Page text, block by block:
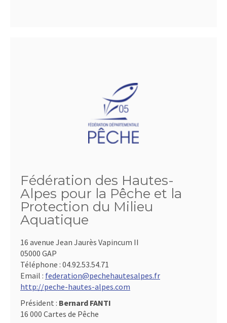
Fédération des Hautes-
Alpes pour la Pêche et la
Protection du Milieu
Aquatique
16 avenue Jean Jaurès Vapincum II
05000 GAP
Téléphone : 04.92.53.54.71
Email : federation@pechehautesalpes.fr
http://peche-hautes-alpes.com
Président : Bernard FANTI
16 000 Cartes de Pêche